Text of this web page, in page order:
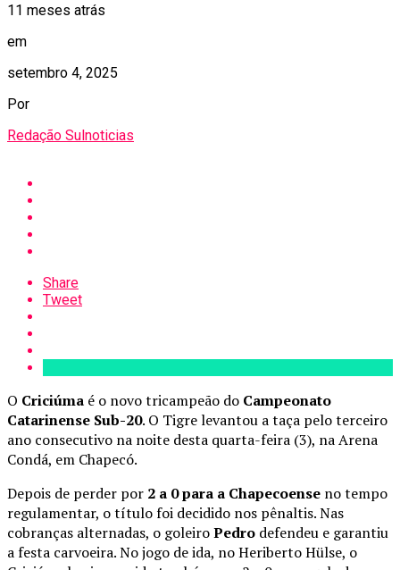
11 meses atrás
em
setembro 4, 2025
Por
Redação Sulnoticias
Share
Tweet
O Criciúma é o novo tricampeão do Campeonato
Catarinense Sub-20. O Tigre levantou a taça pelo terceiro
ano consecutivo na noite desta quarta-feira (3), na Arena
Condá, em Chapecó.
Depois de perder por 2 a 0 para a Chapecoense no tempo
regulamentar, o título foi decidido nos pênaltis. Nas
cobranças alternadas, o goleiroPedro defendeu e garantiu
a festa carvoeira. No jogo de ida, no Heriberto Hülse, o